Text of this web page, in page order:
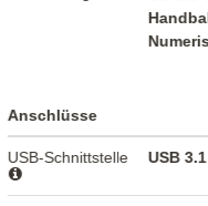
Anschlüsse
USB-Schnittstelle USB